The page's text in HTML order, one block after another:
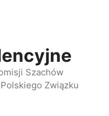
Szachów
Związku